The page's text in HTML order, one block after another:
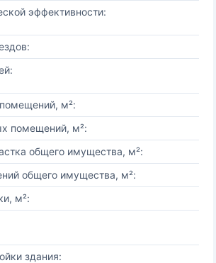
эффективности:
м²:
помещений, м²:
общего имущества, м²:
общего имущества, м²:
м²:
здания: